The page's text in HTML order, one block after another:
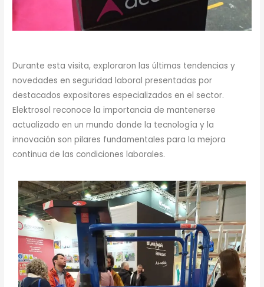
Durante esta visita, exploraron las últimas tendencias y
novedades en seguridad laboral presentadas por
destacados expositores especializados en el sector.
Elektrosol reconoce la importancia de mantenerse
actualizado en un mundo donde la tecnología y la
innovación son pilares fundamentales para la mejora
continua de las condiciones laborales.